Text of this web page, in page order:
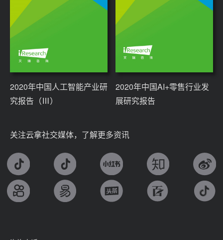
2020年中国人工智能产业研
究报告（Ⅲ）
2020年中国AI+零售行业发
展研究报告
关注云拿社交媒体，了解更多资讯